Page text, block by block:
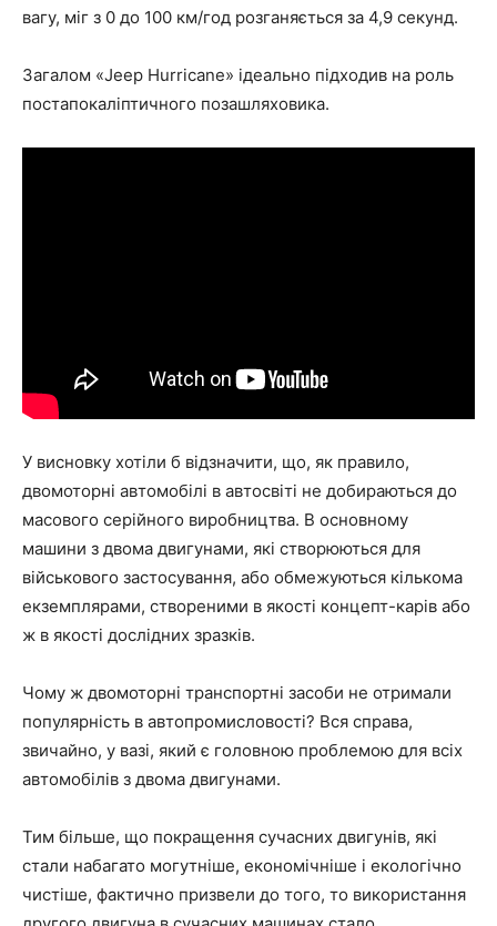
вагу, міг з 0 до 100 км/год розганяється за 4,9 секунд.
Загалом «Jeep Hurricane» ідеально підходив на роль
постапокаліптичного позашляховика.
У висновку хотіли б відзначити, що, як правило,
двомоторні автомобілі в автосвіті не добираються до
масового серійного виробництва. В основному
машини з двома двигунами, які створюються для
військового застосування, або обмежуються кількома
екземплярами, створеними в якості концепт-карів або
ж в якості дослідних зразків.
Чому ж двомоторні транспортні засоби не отримали
популярність в автопромисловості? Вся справа,
звичайно, у вазі, який є головною проблемою для всіх
автомобілів з двома двигунами.
Тим більше, що покращення сучасних двигунів, які
стали набагато могутніше, економічніше і екологічно
чистіше, фактично призвели до того, то використання